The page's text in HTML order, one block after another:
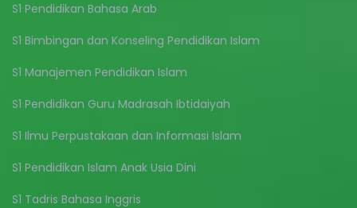
S1 Pendidikan Bahasa Arab
S1 Bimbingan dan Konseling Pendidikan Islam
S1 Manajemen Pendidikan Islam
S1 Pendidikan Guru Madrasah Ibtidaiyah
S1 Ilmu Perpustakaan dan Informasi Islam
S1 Pendidikan Islam Anak Usia Dini
S1 Tadris Bahasa Inggris